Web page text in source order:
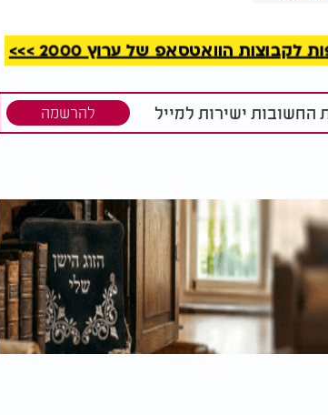
הממצאים, הוא מסייע בהפחתת הורמוני
של דופמין, סרוטונין ואנדורפינים,
הקשור ליצירת קשרים רגשיים עמוקים יותר
ביכולת הלמידה, להחליש את פעילות
האחראית על רגשות ועל הזיכרון
השפעה ישירה על האופן שבו הם מתמודדים
את ההתפתחות הבריאה באמצעות משחק
אלא גם מסייעים לילדים לפתח ויסות רגשי,
חברתית וקוגניטיבית. בסופו של דבר, שמחה
הוואטסאפ של ערוץ 2000 >>>
החשובות ישירות למייל להרשמה